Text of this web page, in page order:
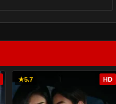
★5.7 HD